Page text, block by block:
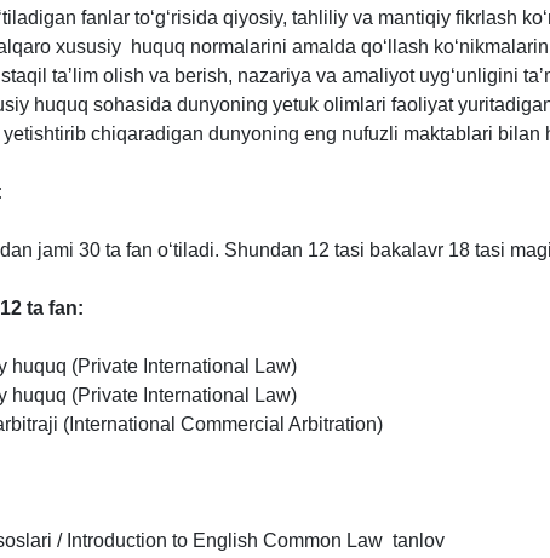
fanlar to‘g‘risida qiyosiy, tahliliy va mantiqiy fikrlash
xususiy huquq normalarini amalda qo‘llash
taʼlim olish va berish, nazariya va amaliyot uyg‘unligini
huquq sohasida dunyoning yetuk olimlari faoliyat
chiqaradigan dunyoning eng nufuzli maktablari bilan
jami 30 ta fan o‘tiladi. Shundan 12 tasi bakalavr 18 tasi
ta fan:
huquq (Private International Law)
huquq (Private International Law)
(International Commercial Arbitration)
/ Introduction to English Common Law tanlov